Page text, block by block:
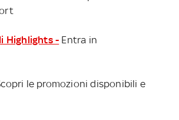
Highlights - Entra in
le promozioni disponibili e